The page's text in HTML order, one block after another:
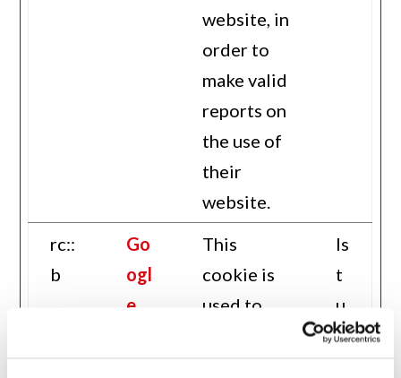
website, in
order to
make valid
reports on
the use of
their
website.
rc::
b
Go
ogl
e
This
cookie is
used to
Is
t
u
n